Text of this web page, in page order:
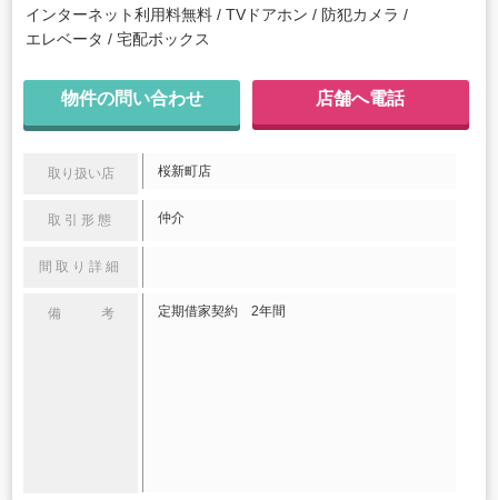
インターネット利用料無料
TVドアホン
防犯カメラ
エレベータ
宅配ボックス
物件の問い合わせ 店舗へ電話
取り扱い店 桜新町店
取引形態 仲介
間取り詳細
備 考 定期借家契約 2年間